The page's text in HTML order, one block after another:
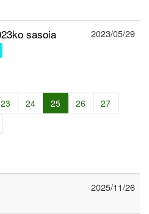
sasoia 2023/05/29
23 24 25 26
27
2025/11/26